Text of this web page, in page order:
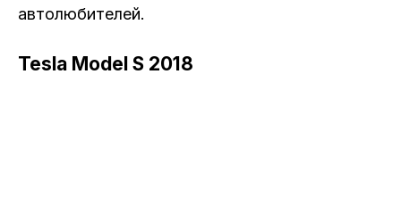
автолюбителей.
Tesla Model S 2018